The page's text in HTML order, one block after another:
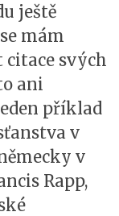
ještě
mám
citace svých
ani
příklad
v
v
Rapp,